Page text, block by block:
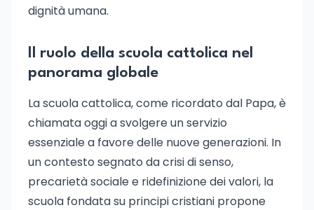
dignità umana.
Il ruolo della scuola cattolica nel
panorama globale
La scuola cattolica, come ricordato dal Papa, è
chiamata oggi a svolgere un servizio
essenziale a favore delle nuove generazioni. In
un contesto segnato da crisi di senso,
precarietà sociale e ridefinizione dei valori, la
scuola fondata su principi cristiani propone